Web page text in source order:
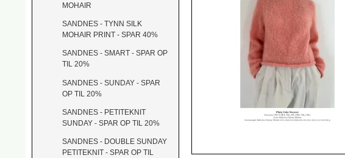
MOHAIR
SANDNES - TYNN SILK
MOHAIR PRINT - SPAR 40%
SANDNES - SMART - SPAR OP
TIL 20%
SANDNES - SUNDAY - SPAR
OP TIL 20%
SANDNES - PETITEKNIT
SUNDAY - SPAR OP TIL 20%
SANDNES - DOUBLE SUNDAY
PETITEKNIT - SPAR OP TIL